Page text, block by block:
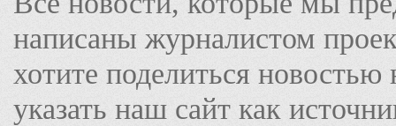
написаны журналистом
хотите поделиться
указать наш сайт как